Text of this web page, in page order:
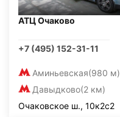
АТЦ Очаково
+7 (495) 152-31-11
Аминьевская(980 м)
Давыдково(2 км)
Очаковское ш., 10к2с2